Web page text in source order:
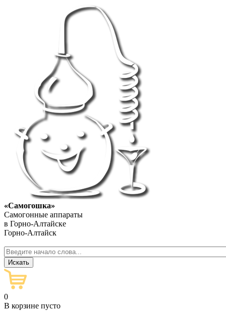
«Самогошка»
Самогонные аппараты
в Горно-Алтайске
Горно-Алтайск
0
В корзине пусто